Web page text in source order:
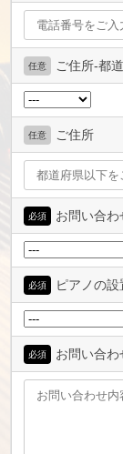
任意 ご住所-都
任意 ご住所
必須 お問い合わ
必須 ピアノの設
必須 お問い合わ